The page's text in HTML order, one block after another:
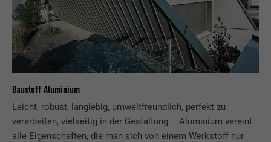
Baustoff Aluminium
Leicht, robust, langlebig, umweltfreundlich, perfekt zu
verarbeiten, vielseitig in der Gestaltung – Aluminium vereint
alle Eigenschaften, die man sich von einem Werkstoff nur